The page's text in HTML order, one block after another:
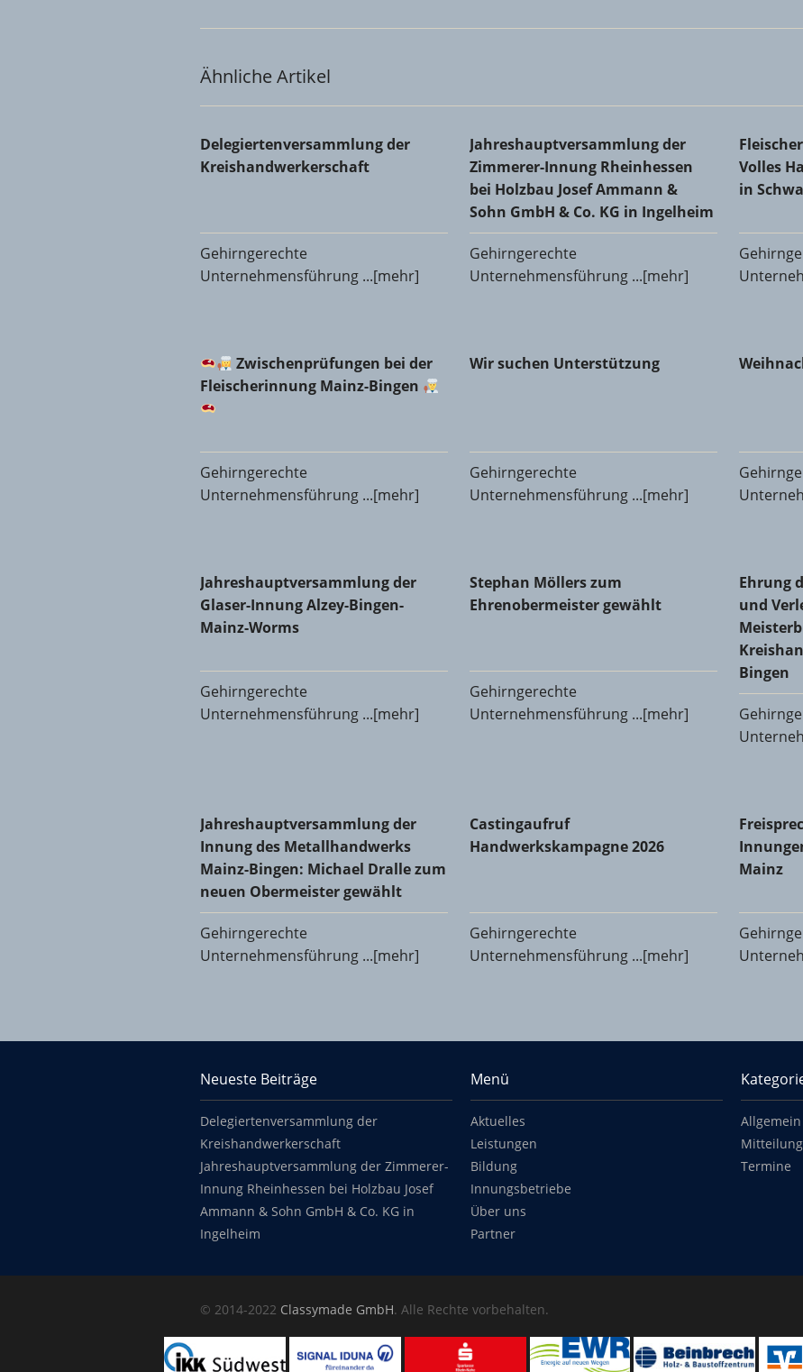
Ähnliche Artikel
Delegiertenversammlung der Kreishandwerkerschaft
Delegiertenversammlung der
Kreishandwerkerschaft
Gehirngerechte
Unternehmensführung ...[mehr]
Jahreshauptversammlung der Zimmerer-Innung
Co. KG in Ingelheim
Jahreshauptversammlung der
Zimmerer-Innung Rheinhessen
bei Holzbau Josef Ammann &
Sohn GmbH & Co. KG in Ingelheim
Gehirngerechte
Unternehmensführung ...[mehr]
Volles
in
Zwischenprüfungen bei der Fleischerinnung Mainz-Bingen
Zwischenprüfungen bei der
Fleischerinnung Mainz-Bingen
Gehirngerechte
Unternehmensführung ...[mehr]
Wir suchen Unterstützung
Wir suchen Unterstützung
Gehirngerechte
Unternehmensführung ...[mehr]
Jahreshauptversammlung der Glaser-Innung Alzey-Bingen-Mainz-Worms
Jahreshauptversammlung der
Glaser-Innung Alzey-Bingen-
Mainz-Worms
Gehirngerechte
Unternehmensführung ...[mehr]
Stephan Möllers zum Ehrenobermeister gewählt
Stephan Möllers zum
Ehrenobermeister gewählt
Gehirngerechte
Unternehmensführung ...[mehr]
Ehrung
Ehrung
und
Bingen
Jahreshauptversammlung der Innung des Metallhandwerks Mainz-Bingen: Michael
Jahreshauptversammlung der
Innung des Metallhandwerks
Mainz-Bingen: Michael Dralle zum
neuen Obermeister gewählt
Gehirngerechte
Unternehmensführung ...[mehr]
Castingaufruf Handwerkskampagne 2026
Castingaufruf
Handwerkskampagne 2026
Gehirngerechte
Unternehmensführung ...[mehr]
Mainz
Footer content
Neueste Beiträge
Delegiertenversammlung der
Kreishandwerkerschaft
Jahreshauptversammlung der Zimmerer-
Innung Rheinhessen bei Holzbau Josef
Ammann & Sohn GmbH & Co. KG in
Ingelheim
Menü
Aktuelles
Leistungen
Bildung
Innungsbetriebe
Über uns
Partner
Allgemein
Termine
© 2014-2022 Classymade GmbH. Alle Rechte vorbehalten.